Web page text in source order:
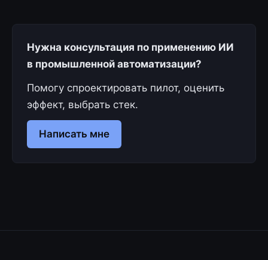
Нужна консультация по применению ИИ
в промышленной автоматизации?
Помогу спроектировать пилот, оценить
эффект, выбрать стек.
Написать мне